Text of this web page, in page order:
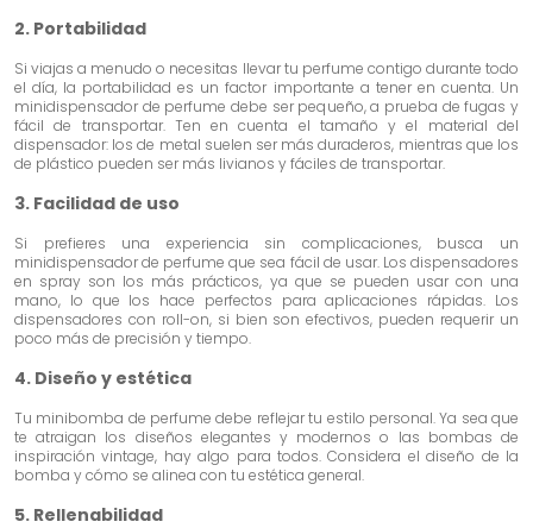
2. Portabilidad
Si viajas a menudo o necesitas llevar tu perfume contigo durante todo
el día, la portabilidad es un factor importante a tener en cuenta. Un
minidispensador de perfume debe ser pequeño, a prueba de fugas y
fácil de transportar. Ten en cuenta el tamaño y el material del
dispensador: los de metal suelen ser más duraderos, mientras que los
de plástico pueden ser más livianos y fáciles de transportar.
3. Facilidad de uso
Si prefieres una experiencia sin complicaciones, busca un
minidispensador de perfume que sea fácil de usar. Los dispensadores
en spray son los más prácticos, ya que se pueden usar con una
mano, lo que los hace perfectos para aplicaciones rápidas. Los
dispensadores con roll-on, si bien son efectivos, pueden requerir un
poco más de precisión y tiempo.
4. Diseño y estética
Tu minibomba de perfume debe reflejar tu estilo personal. Ya sea que
te atraigan los diseños elegantes y modernos o las bombas de
inspiración vintage, hay algo para todos. Considera el diseño de la
bomba y cómo se alinea con tu estética general.
5. Rellenabilidad